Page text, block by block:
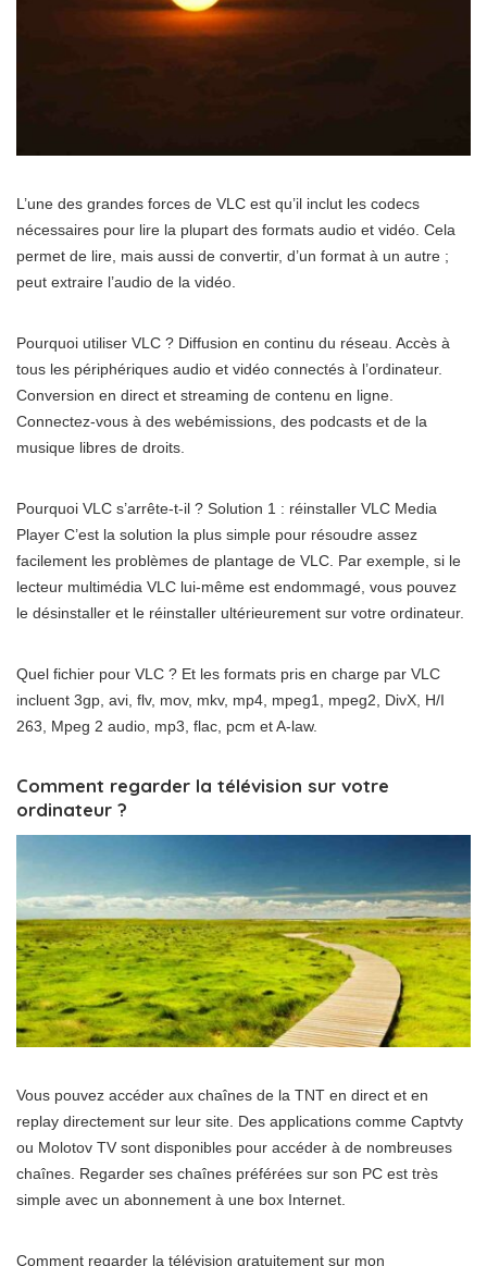
L’une des grandes forces de VLC est qu’il inclut les codecs
nécessaires pour lire la plupart des formats audio et vidéo. Cela
permet de lire, mais aussi de convertir, d’un format à un autre ;
peut extraire l’audio de la vidéo.
Pourquoi utiliser VLC ? Diffusion en continu du réseau. Accès à
tous les périphériques audio et vidéo connectés à l’ordinateur.
Conversion en direct et streaming de contenu en ligne.
Connectez-vous à des webémissions, des podcasts et de la
musique libres de droits.
Pourquoi VLC s’arrête-t-il ? Solution 1 : réinstaller VLC Media
Player C’est la solution la plus simple pour résoudre assez
facilement les problèmes de plantage de VLC. Par exemple, si le
lecteur multimédia VLC lui-même est endommagé, vous pouvez
le désinstaller et le réinstaller ultérieurement sur votre ordinateur.
Quel fichier pour VLC ? Et les formats pris en charge par VLC
incluent 3gp, avi, flv, mov, mkv, mp4, mpeg1, mpeg2, DivX, H/I
263, Mpeg 2 audio, mp3, flac, pcm et A-law.
Comment regarder la télévision sur votre
ordinateur ?
Vous pouvez accéder aux chaînes de la TNT en direct et en
replay directement sur leur site. Des applications comme Captvty
ou Molotov TV sont disponibles pour accéder à de nombreuses
chaînes. Regarder ses chaînes préférées sur son PC est très
simple avec un abonnement à une box Internet.
Comment regarder la télévision gratuitement sur mon